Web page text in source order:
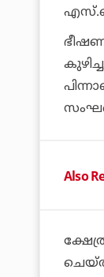
Also